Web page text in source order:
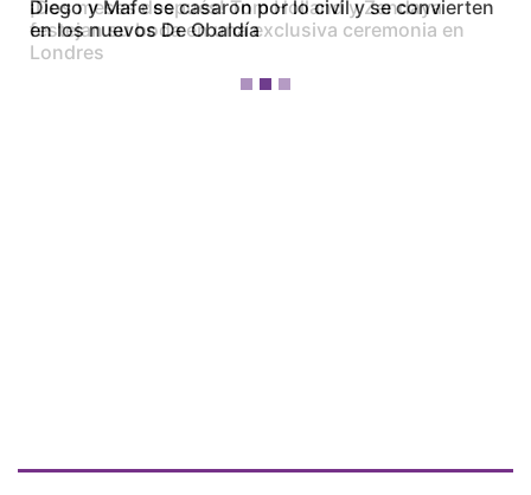
Diego y Mafe se casaron por lo civil y se convierten
en los nuevos De Obaldía